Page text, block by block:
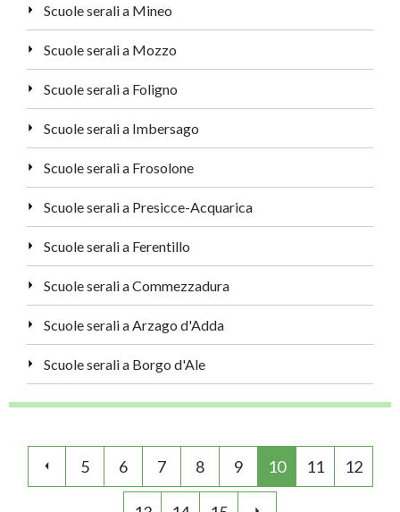
Scuole serali a Mineo
Scuole serali a Mozzo
Scuole serali a Foligno
Scuole serali a Imbersago
Scuole serali a Frosolone
Scuole serali a Presicce-Acquarica
Scuole serali a Ferentillo
Scuole serali a Commezzadura
Scuole serali a Arzago d'Adda
Scuole serali a Borgo d'Ale
5 6 7 8 9 10 11 12